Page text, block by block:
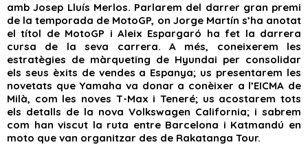
amb Josep Lluís Merlos. Parlarem del darrer gran premi
de la temporada de MotoGP, on Jorge Martín s’ha anotat
el títol de MotoGP i Aleix Espargaró ha fet la darrera
cursa de la seva carrera. A més, coneixerem les
estratègies de màrqueting de Hyundai per consolidar
els seus èxits de vendes a Espanya; us presentarem les
novetats que Yamaha va donar a conèixer a l’EICMA de
Milà, com les noves T-Max i Teneré; us acostarem tots
els detalls de la nova Volkswagen California; i sabrem
com han viscut la ruta entre Barcelona i Katmandú en
moto que van organitzar des de Rakatanga Tour.